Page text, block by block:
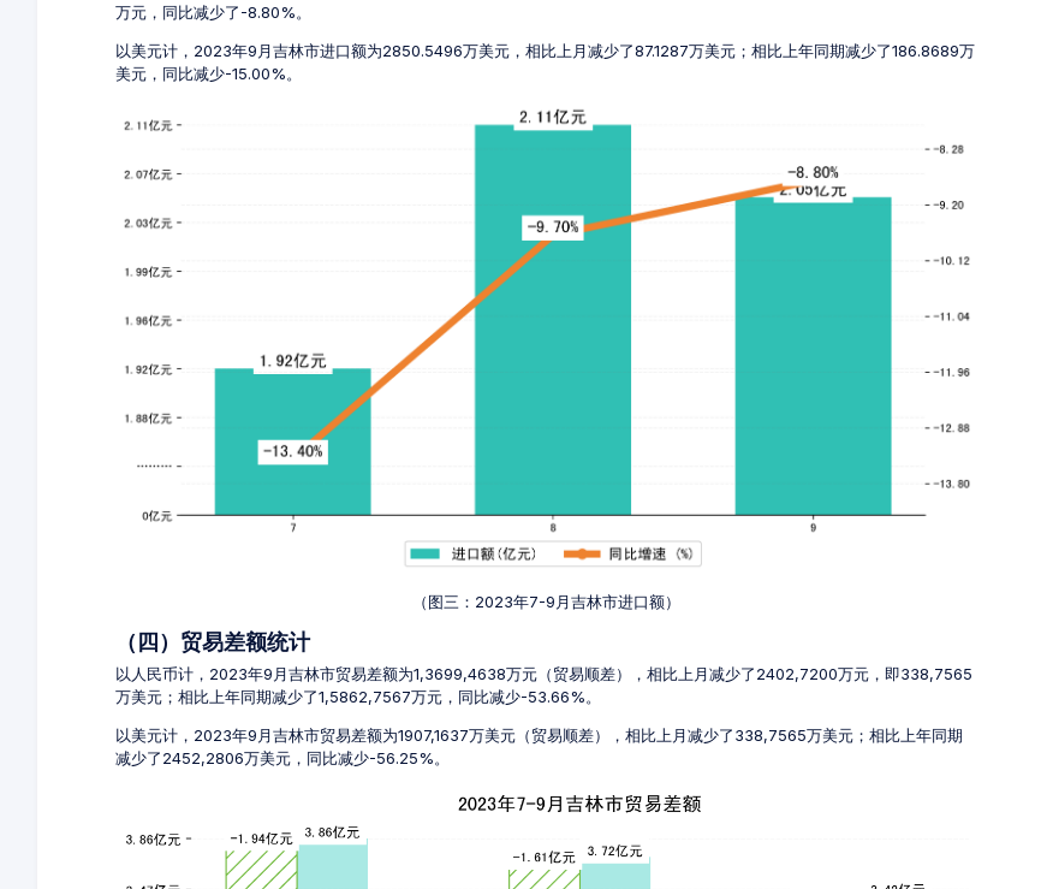
万元，同比减少了-8.80%。
以美元计，2023年9月吉林市进口额为2850.5496万美元，相比上月减少了87.1287万美元；相比上年同期减少了186.8689万
美元，同比减少-15.00%。
（图三：2023年7-9月吉林市进口额）
（四）贸易差额统计
以人民币计，2023年9月吉林市贸易差额为1,3699,4638万元（贸易顺差），相比上月减少了2402,7200万元，即338,7565
万美元；相比上年同期减少了1,5862,7567万元，同比减少-53.66%。
以美元计，2023年9月吉林市贸易差额为1907,1637万美元（贸易顺差），相比上月减少了338,7565万美元；相比上年同期
减少了2452,2806万美元，同比减少-56.25%。